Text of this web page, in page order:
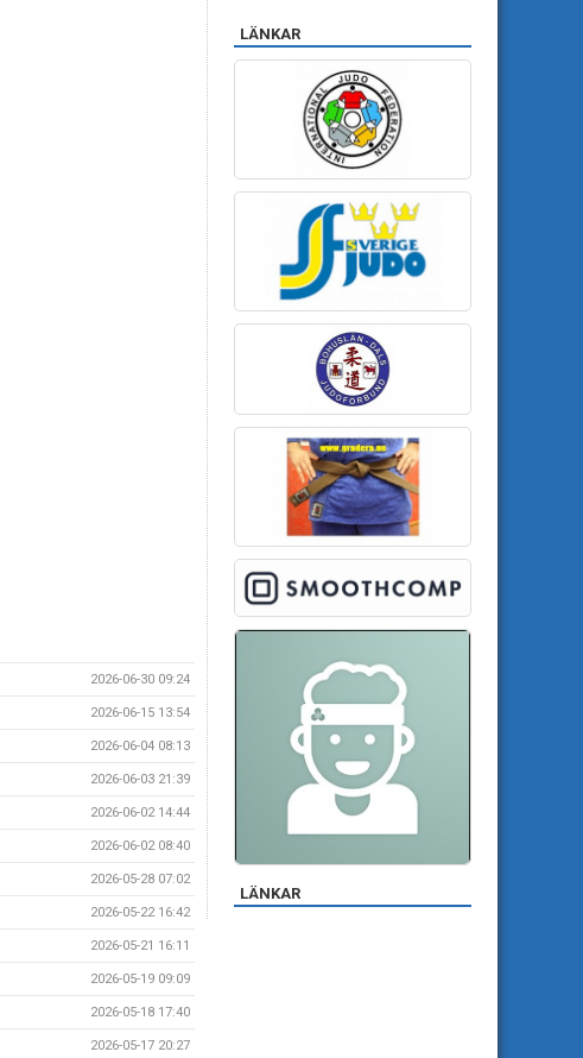
2026-06-30 09:24
2026-06-15 13:54
2026-06-04 08:13
2026-06-03 21:39
2026-06-02 14:44
2026-06-02 08:40
2026-05-28 07:02
2026-05-22 16:42
2026-05-21 16:11
2026-05-19 09:09
2026-05-18 17:40
2026-05-17 20:27
LÄNKAR
LÄNKAR